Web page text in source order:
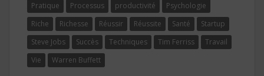
Pratique
Processus productivité
Psychologie
Riche
Richesse Réussir Réussite Santé
Startup
Steve Jobs
Succès Techniques Tim Ferriss
Travail
Vie
Warren Buffett